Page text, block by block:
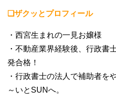
❏ザクッとプロフィール
・西宮生まれの一見お嬢様
・不動産業界経験後、行政書
発合格！
・行政書士の法人で補助者を
～いとSUNへ。